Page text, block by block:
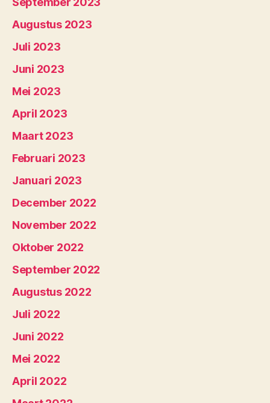
Augustus 2023
Juli 2023
Juni 2023
Mei 2023
April 2023
Maart 2023
Februari 2023
Januari 2023
December 2022
November 2022
Oktober 2022
September 2022
Augustus 2022
Juli 2022
Juni 2022
Mei 2022
April 2022